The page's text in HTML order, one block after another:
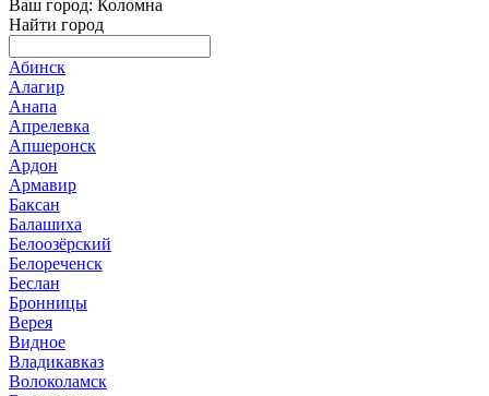
Ваш город: Коломна
Найти город
Абинск
Алагир
Анапа
Апрелевка
Апшеронск
Ардон
Армавир
Баксан
Балашиха
Белоозёрский
Белореченск
Беслан
Бронницы
Верея
Видное
Владикавказ
Волоколамск